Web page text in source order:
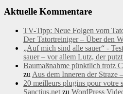
Aktuelle Kommentare
TV-Tipp: Neue Folgen vom
Der Tatortreiniger – Über den
„Auf mich sind alle sauer“ -
sauer – vor allem Lutz, der
Baumaßnahme pünktlich trotz
zu Aus dem Inneren der Straze
20 meilleurs plugins pour votre
Sanctius.net zu WordPress